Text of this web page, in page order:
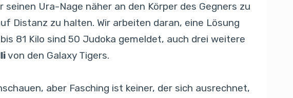
Ura-Nage näher an den Körper des Gegners zu
Distanz zu halten. Wir arbeiten daran, eine Lösung
81 Kilo sind 50 Judoka gemeldet, auch drei weitere
von den Galaxy Tigers.
aber Fasching ist keiner, der sich ausrechnet,